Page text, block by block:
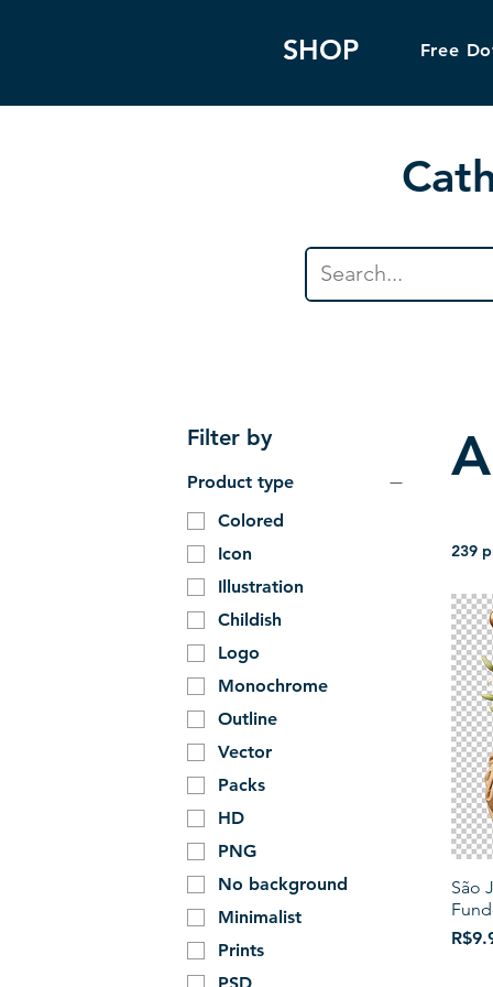
SHOP Free
Filter by
Product type
Colored
Icon
Illustration
Childish
Logo
Monochrome
Outline
Vector
Packs
HD
PNG
No background
Minimalist
Prints
239
São
Price